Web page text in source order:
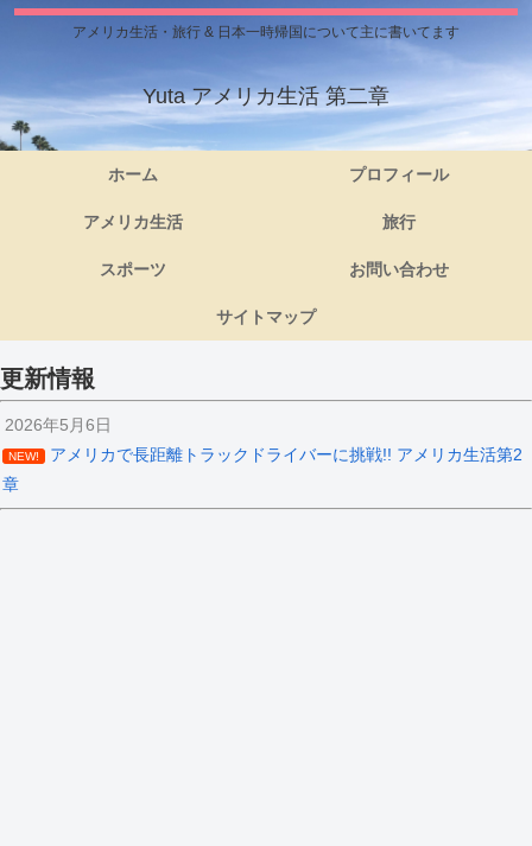
アメリカ生活・旅行 & 日本一時帰国について主に書いてます
Yuta アメリカ生活 第二章
ホーム プロフィール
アメリカ生活 旅行
スポーツ お問い合わせ
サイトマップ
更新情報
2026年5月6日
NEW!
アメリカで長距離トラックドライバーに挑戦!! アメリカ生活第2
章